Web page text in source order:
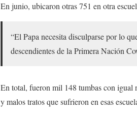
En junio, ubicaron otras 751 en otra
“El Papa necesita disculparse por lo
descendientes de la Primera Nación
En total, fueron mil 148 tumbas con igual
y malos tratos que sufrieron en esas